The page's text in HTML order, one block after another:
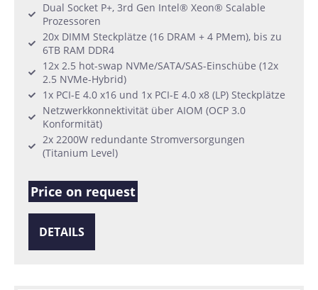
Dual Socket P+, 3rd Gen Intel® Xeon® Scalable
Prozessoren
20x DIMM Steckplätze (16 DRAM + 4 PMem), bis zu
6TB RAM DDR4
12x 2.5 hot-swap NVMe/SATA/SAS-Einschübe (12x
2.5 NVMe-Hybrid)
1x PCI-E 4.0 x16 und 1x PCI-E 4.0 x8 (LP) Steckplätze
Netzwerkkonnektivität über AIOM (OCP 3.0
Konformität)
2x 2200W redundante Stromversorgungen
(Titanium Level)
Price on request
DETAILS